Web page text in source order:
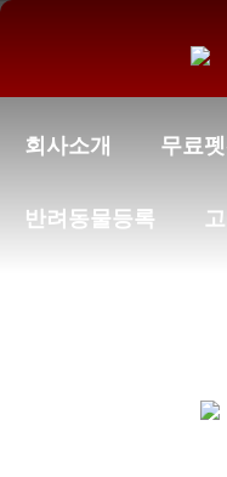
회사소개 무료
반려동물등록